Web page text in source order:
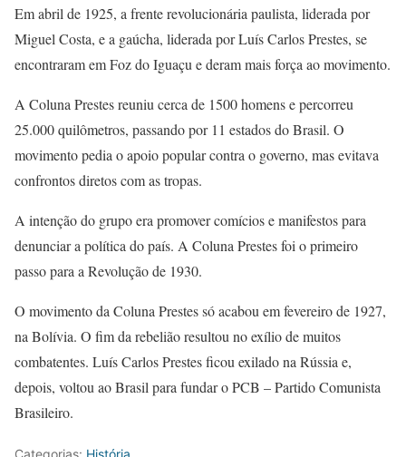
Em abril de 1925, a frente revolucionária paulista, liderada por
Miguel Costa, e a gaúcha, liderada por Luís Carlos Prestes, se
encontraram em Foz do Iguaçu e deram mais força ao movimento.
A Coluna Prestes reuniu cerca de 1500 homens e percorreu
25.000 quilômetros, passando por 11 estados do Brasil. O
movimento pedia o apoio popular contra o governo, mas evitava
confrontos diretos com as tropas.
A intenção do grupo era promover comícios e manifestos para
denunciar a política do país. A Coluna Prestes foi o primeiro
passo para a Revolução de 1930.
O movimento da Coluna Prestes só acabou em fevereiro de 1927,
na Bolívia. O fim da rebelião resultou no exílio de muitos
combatentes. Luís Carlos Prestes ficou exilado na Rússia e,
depois, voltou ao Brasil para fundar o PCB – Partido Comunista
Brasileiro.
Categorias: História